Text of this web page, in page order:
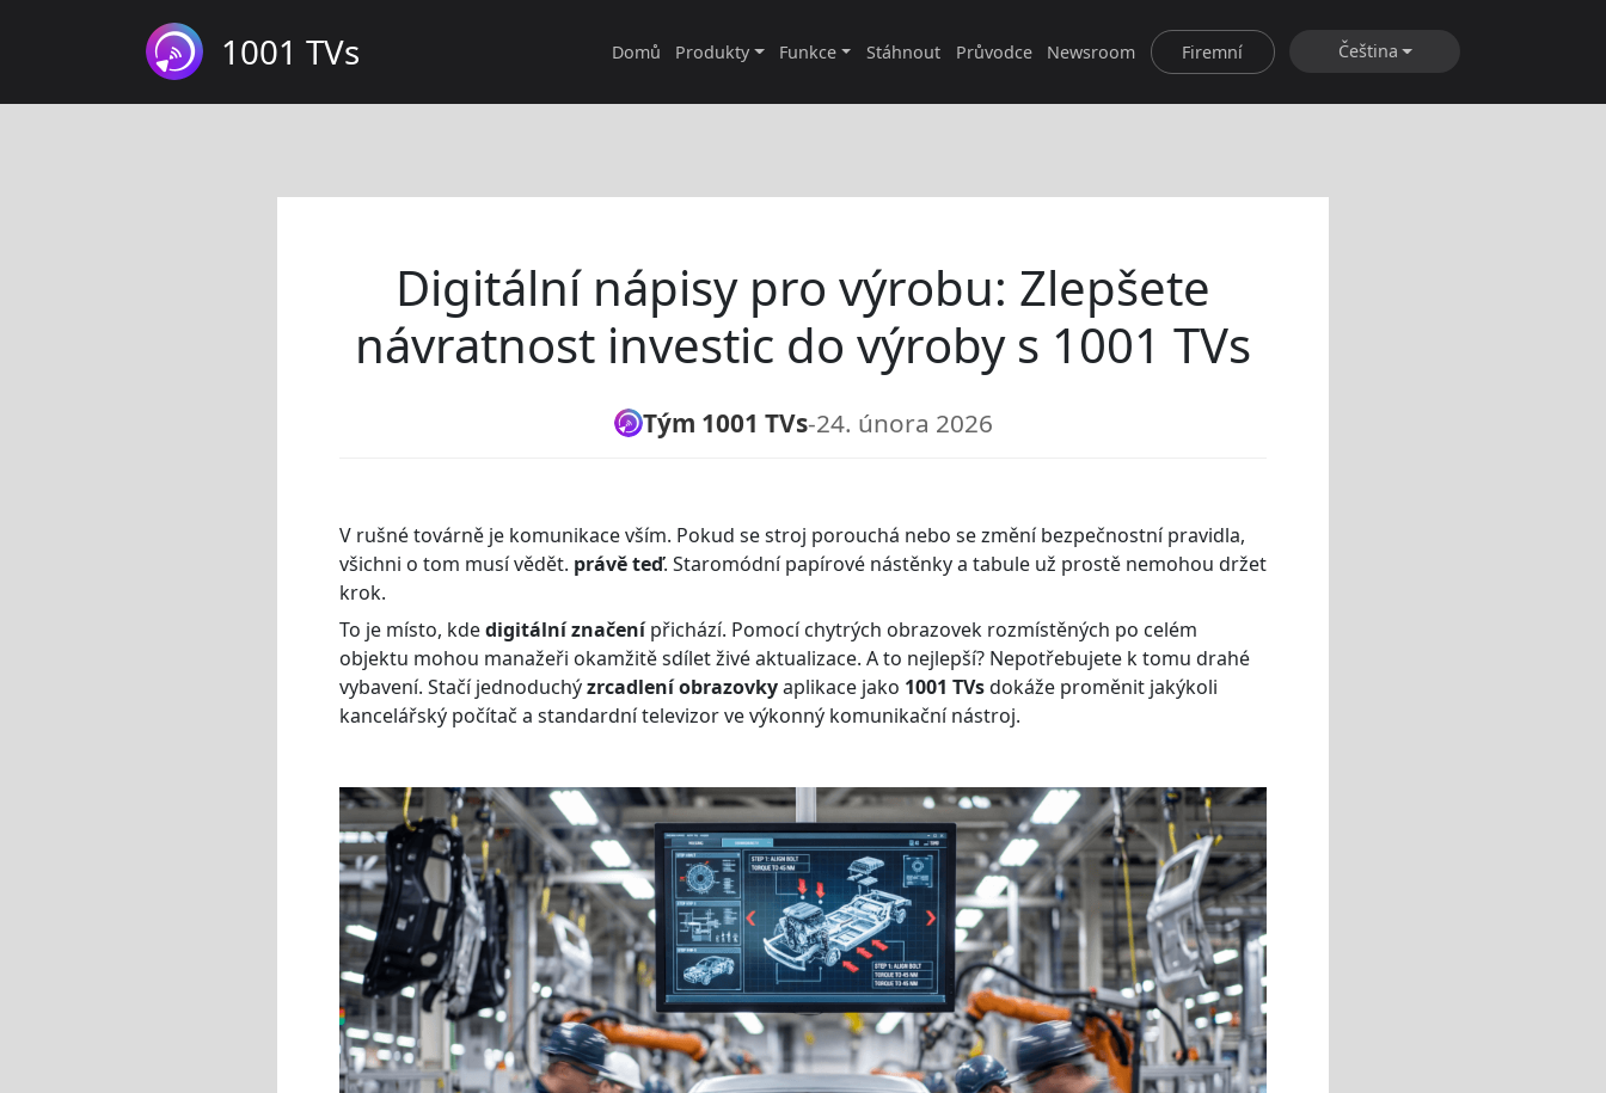
1001 TVs Domů Produkty Funkce Stáhnout Průvodce Newsroom Firemní Čeština
Digitální nápisy pro výrobu: Zlepšete
návratnost investic do výroby s 1001 TVs
Tým 1001 TVs-24. února 2026
V rušné továrně je komunikace vším. Pokud se stroj porouchá nebo se změní bezpečnostní pravidla,
všichni o tom musí vědět. právě teď. Staromódní papírové nástěnky a tabule už prostě nemohou držet
krok.
To je místo, kdedigitální značenípřichází. Pomocí chytrých obrazovek rozmístěných po celém
objektu mohou manažeři okamžitě sdílet živé aktualizace. A to nejlepší? Nepotřebujete k tomu drahé
vybavení. Stačí jednoduchýzrcadlení obrazovkyaplikace jako 1001 TVsdokáže proměnit jakýkoli
kancelářský počítač a standardní televizor ve výkonný komunikační nástroj.